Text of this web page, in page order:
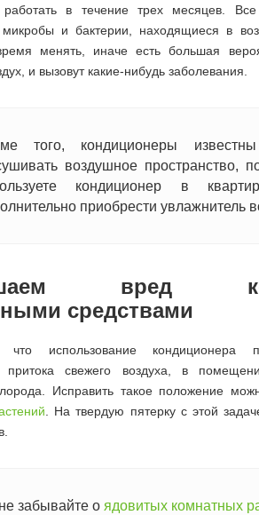
работать в течение трех месяцев.
микробы и бактерии, находящиеся в
менять, иначе есть большая
и вызовут какие-нибудь заболевания.
того, кондиционеры известны
воздушное пространство,
кондиционер в
приобрести увлажнитель
вред
средствами
использование кондиционера
притока свежего воздуха, в
Исправить такое положение
. На твердую пятерку с этой
забывайте о ядовитых комнатных